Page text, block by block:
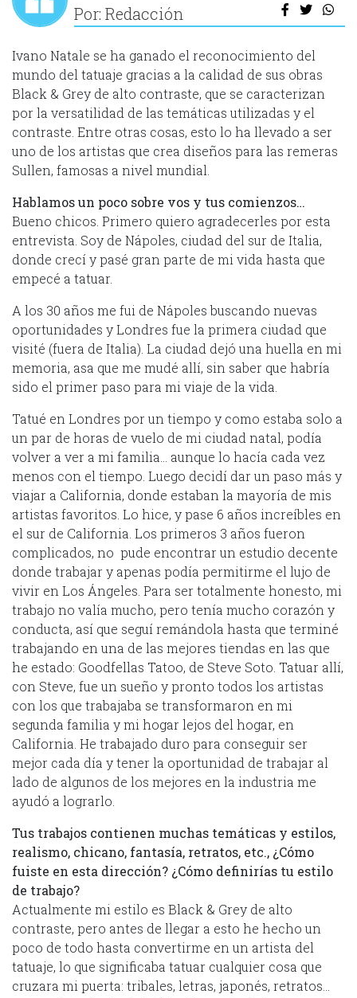
Por: Redacción
Ivano Natale se ha ganado el reconocimiento del
mundo del tatuaje gracias a la calidad de sus obras
Black & Grey de alto contraste, que se caracterizan
por la versatilidad de las temáticas utilizadas y el
contraste. Entre otras cosas, esto lo ha llevado a ser
uno de los artistas que crea diseños para las remeras
Sullen, famosas a nivel mundial.
Hablamos un poco sobre vos y tus comienzos…
Bueno chicos. Primero quiero agradecerles por esta
entrevista. Soy de Nápoles, ciudad del sur de Italia,
donde crecí y pasé gran parte de mi vida hasta que
empecé a tatuar.
A los 30 años me fui de Nápoles buscando nuevas
oportunidades y Londres fue la primera ciudad que
visité (fuera de Italia). La ciudad dejó una huella en mi
memoria, asa que me mudé allí, sin saber que habría
sido el primer paso para mi viaje de la vida.
Tatué en Londres por un tiempo y como estaba solo a
un par de horas de vuelo de mi ciudad natal, podía
volver a ver a mi familia… aunque lo hacía cada vez
menos con el tiempo. Luego decidí dar un paso más y
viajar a California, donde estaban la mayoría de mis
artistas favoritos. Lo hice, y pase 6 años increíbles en
el sur de California. Los primeros 3 años fueron
complicados, no pude encontrar un estudio decente
donde trabajar y apenas podía permitirme el lujo de
vivir en Los Ángeles. Para ser totalmente honesto, mi
trabajo no valía mucho, pero tenía mucho corazón y
conducta, así que seguí remándola hasta que terminé
trabajando en una de las mejores tiendas en las que
he estado: Goodfellas Tatoo, de Steve Soto. Tatuar allí,
con Steve, fue un sueño y pronto todos los artistas
con los que trabajaba se transformaron en mi
segunda familia y mi hogar lejos del hogar, en
California. He trabajado duro para conseguir ser
mejor cada día y tener la oportunidad de trabajar al
lado de algunos de los mejores en la industria me
ayudó a lograrlo.
Tus trabajos contienen muchas temáticas y estilos,
realismo, chicano, fantasía, retratos, etc., ¿Cómo
fuiste en esta dirección? ¿Cómo definirías tu estilo
de trabajo?
Actualmente mi estilo es Black & Grey de alto
contraste, pero antes de llegar a esto he hecho un
poco de todo hasta convertirme en un artista del
tatuaje, lo que significaba tatuar cualquier cosa que
cruzara mi puerta: tribales, letras, japonés, retratos…